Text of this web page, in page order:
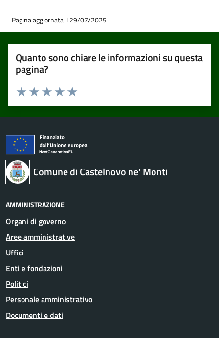
Pagina aggiornata il 29/07/2025
Quanto sono chiare le informazioni su questa
pagina?
Valuta 5 stelle su 5
Valuta 4 stelle su 5
Valuta 3 stelle su 5
Valuta 2 stelle su 5
Valuta 1 stelle su 5
Comune di Castelnovo ne' Monti
AMMINISTRAZIONE
Organi di governo
Aree amministrative
Uffici
Enti e fondazioni
Politici
Personale amministrativo
Documenti e dati